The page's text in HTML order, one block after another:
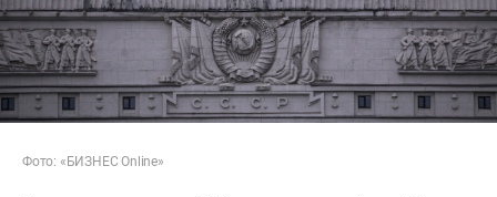
Фото: «БИЗНЕС Online»